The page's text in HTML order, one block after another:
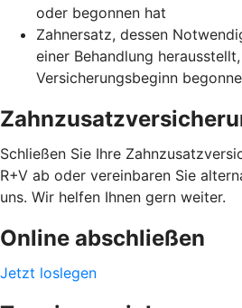
oder begonnen hat
Zahnersatz, dessen
einer Behandlung
Versicherungsbeginn
Schließen Sie Ihre
R+V ab oder vereinbaren Sie
uns. Wir helfen Ihnen gern weiter.
Online abschließen
Jetzt loslegen